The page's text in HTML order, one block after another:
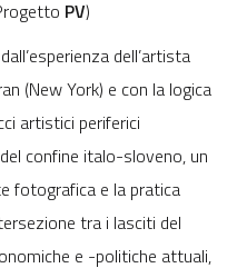
PV)
dell’artista
(New York) e con la logica
artistici periferici
confine italo-sloveno, un
fotografica e la pratica
tra i lasciti del
e -politiche attuali,